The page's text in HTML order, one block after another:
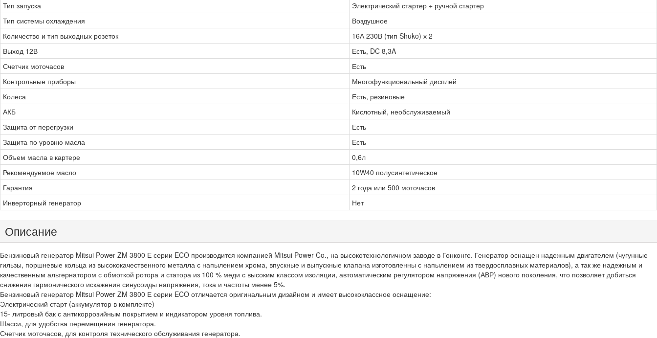
Тип запуска
Электрический стартер + ручной стартер
Тип системы охлаждения
Воздушное
Количество и тип выходных розеток
16А 230В (тип Shuko) х 2
Выход 12В
Есть, DC 8,3A
Счетчик моточасов
Есть
Контрольные приборы
Многофункциональный дисплей
Колеса
Есть, резиновые
АКБ
Кислотный, необслуживаемый
Защита от перегрузки
Есть
Защита по уровню масла
Есть
Объем масла в картере
0,6л
Рекомендуемое масло
10W40 полусинтетическое
Гарантия
2 года или 500 моточасов
Инверторный генератор
Нет
Описание
Бензиновый генератор Mitsui Power ZM 3800 Е серии ECO производится компанией Mitsui Power Co., на высокотехнологичном заводе в Гонконге. Генератор оснащен надежным двигателем (чугунные
гильзы, поршневые кольца из высококачественного металла с напылением хрома, впускные и выпускные клапана изготовленны с напылением из твердосплавных материалов), а так же надежным и
качественным альтернатором с обмоткой ротора и статора из 100 % меди с высоким классом изоляции, автоматическим регулятором напряжения (АВР) нового поколения, что позволяет добиться
снижения гармонического искажения синусоиды напряжения, тока и частоты менее 5%.
Бензиновый генератор Mitsui Power ZM 3800 Е серии ECO отличается оригинальным дизайном и имеет высококлассное оснащение:
Электрический старт (аккумулятор в комплекте)
15- литровый бак с антикоррозийным покрытием и индикатором уровня топлива.
Шасси, для удобства перемещения генератора.
Счетчик моточасов, для контроля технического обслуживания генератора.